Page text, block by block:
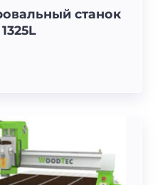
станок